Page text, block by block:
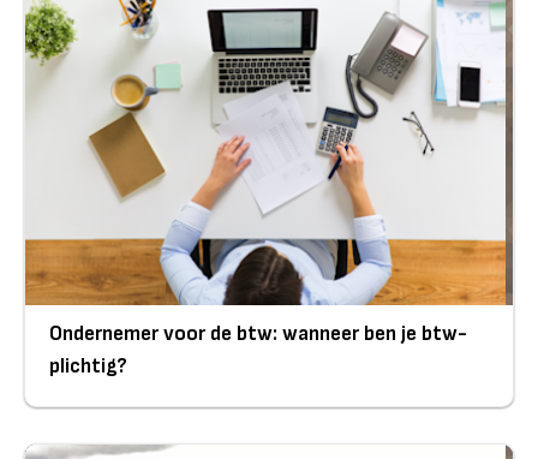
Ondernemer voor de btw: wanneer ben je btw-
plichtig?